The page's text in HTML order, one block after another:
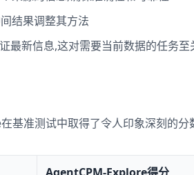
结果调整其方法
最新信息,这对需要当前数据的任务至
基准测试中取得了令人印象深刻的分